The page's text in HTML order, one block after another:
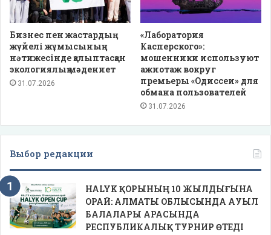
Бизнес пен жастардың
жүйелі жұмысының
нәтижесінде қалыптасқан
экологиялық мәдениет
31.07.2026
«Лаборатория
Касперского»:
мошенники используют
ажиотаж вокруг
премьеры «Одиссеи» для
обмана пользователей
31.07.2026
Выбор редакции
HALYK ҚОРЫНЫҢ 10 ЖЫЛДЫҒЫНА
ОРАЙ: АЛМАТЫ ОБЛЫСЫНДА АУЫЛ
БАЛАЛАРЫ АРАСЫНДА
РЕСПУБЛИКАЛЫҚ ТУРНИР ӨТЕДІ